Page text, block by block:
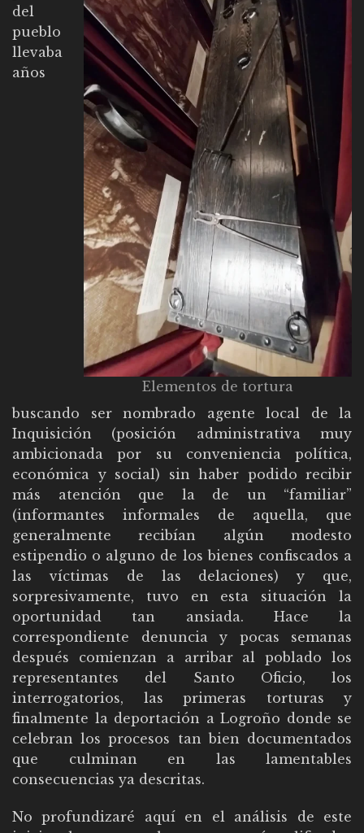
Elementos de tortura
del
pueblo
llevaba
años
buscando ser nombrado agente local de la
Inquisición (posición administrativa muy
ambicionada por su conveniencia política,
económica y social) sin haber podido recibir
más atención que la de un “familiar”
(informantes informales de aquella, que
generalmente recibían algún modesto
estipendio o alguno de los bienes confiscados a
las víctimas de las delaciones) y que,
sorpresivamente, tuvo en esta situación la
oportunidad tan ansiada. Hace la
correspondiente denuncia y pocas semanas
después comienzan a arribar al poblado los
representantes del Santo Oficio, los
interrogatorios, las primeras torturas y
finalmente la deportación a Logroño donde se
celebran los procesos tan bien documentados
que culminan en las lamentables
consecuencias ya descritas.
No profundizaré aquí en el análisis de este